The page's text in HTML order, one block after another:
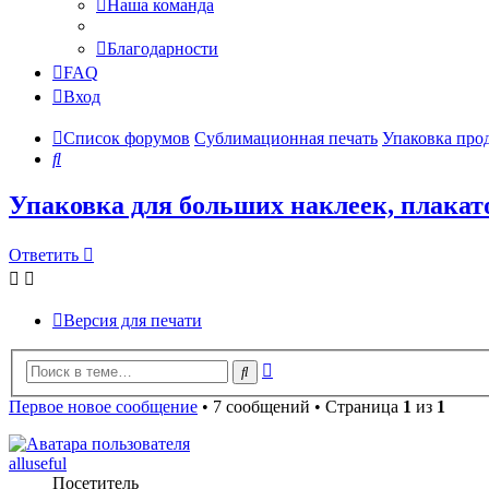
Наша команда
Благодарности
FAQ
Вход
Список форумов Сублимационная печать Упаковка
Поиск
Упаковка для больших наклеек,
Ответить
Версия для печати
Поиск
Первое новое сообщение • 7 сообщений • Страница 1 из 1
alluseful
Посетитель